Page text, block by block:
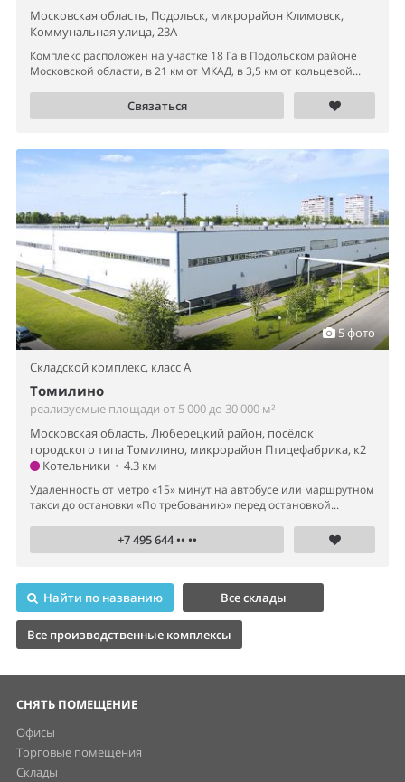
Московская область, Подольск, микрорайон Климовск,
Коммунальная улица, 23А
Комплекс расположен на участке 18 Га в Подольском районе
Московской области, в 21 км от МКАД, в 3,5 км от кольцевой...
Связаться
5 фото
Складской комплекс, класс A
Томилино
реализуемые площади от 5 000 до 30 000 м²
Московская область, Люберецкий район, посёлок
городского типа Томилино, микрорайон Птицефабрика, к2
Котельники • 4.3 км
Удаленность от метро «15» минут на автобусе или маршрутном
такси до остановки «По требованию» перед остановкой...
+7 495 644 •• ••
Найти по названию Все склады
Все производственные комплексы
СНЯТЬ ПОМЕЩЕНИЕ
Офисы
Торговые помещения
Склады